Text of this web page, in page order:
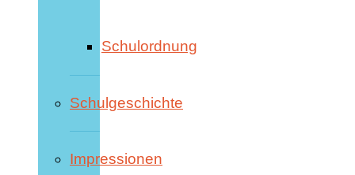
Schulordnung
Schulgeschichte
Impressionen